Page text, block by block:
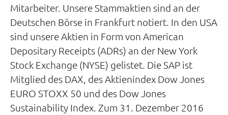
Mitarbeiter. Unsere Stammaktien sind an der
Deutschen Börse in Frankfurt notiert. In den USA
sind unsere Aktien in Form von American
Depositary Receipts (ADRs) an der New York
Stock Exchange (NYSE) gelistet. Die SAP ist
Mitglied des DAX, des Aktienindex Dow Jones
EURO STOXX 50 und des Dow Jones
Sustainability Index. Zum 31. Dezember 2016